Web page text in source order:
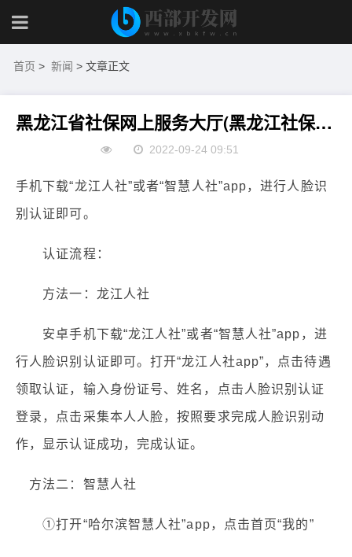
首页 > 新闻 > 文章正文
黑龙江省社保网上服务大厅(黑龙江社保网上认证流程)
2022-09-24 09:51
手机下载“龙江人社”或者“智慧人社”app，进行人脸识
别认证即可。
认证流程：
方法一：龙江人社
安卓手机下载“龙江人社”或者“智慧人社”app，进
行人脸识别认证即可。打开“龙江人社app”，点击待遇
领取认证，输入身份证号、姓名，点击人脸识别认证
登录，点击采集本人人脸，按照要求完成人脸识别动
作，显示认证成功，完成认证。
方法二：智慧人社
①打开“哈尔滨智慧人社”app，点击首页“我的”